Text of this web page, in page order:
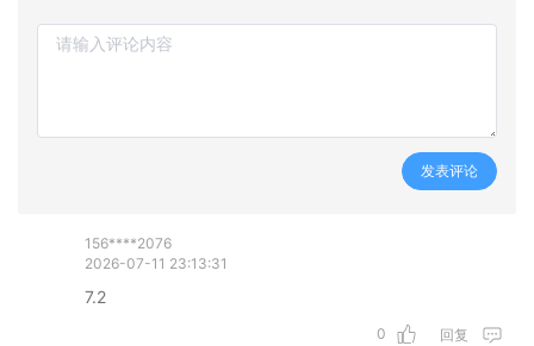
发表评论
156****2076
2026-07-11 23:13:31
7.2
0 回复